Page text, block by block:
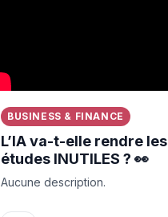
BUSINESS & FINANCE
L’IA va-t-elle rendre les
études INUTILES ? 👀
Aucune description.